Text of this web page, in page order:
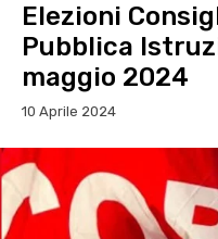
Elezioni
Pubblica
maggio 2024
10 Aprile 2024